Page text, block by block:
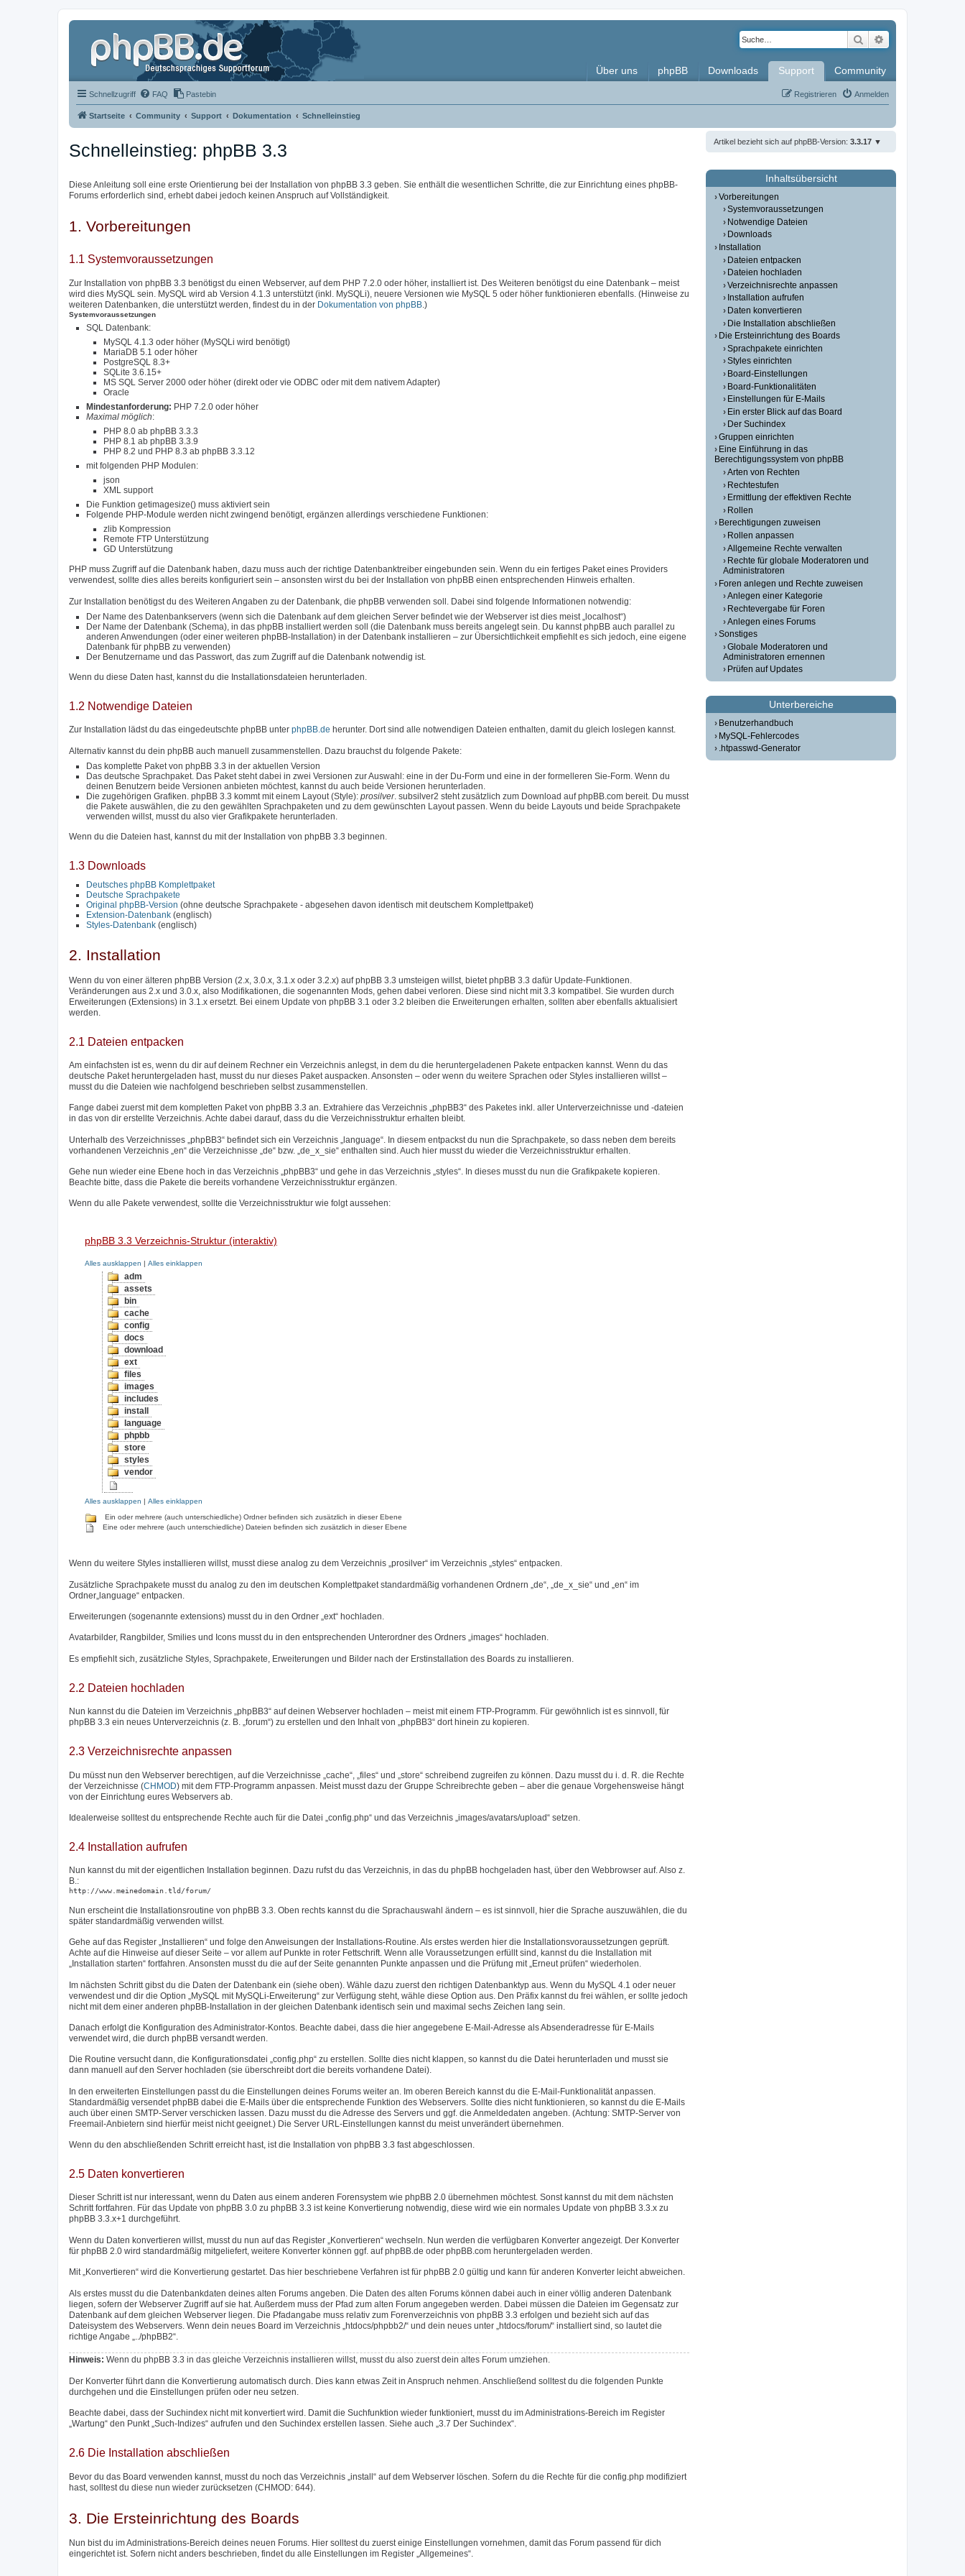
Suche
Über uns phpBB Downloads Support Community
Schnellzugriff FAQ Pastebin Anmelden
Registrieren
Startseite Community Support Dokumentation Schnelleinstieg
Schnelleinstieg: phpBB 3.3 Artikel bezieht sich auf phpBB-Version: 3.3.17
Diese Anleitung soll eine erste Orientierung bei der Installation von phpBB 3.3 geben. Sie enthält die wesentlichen Schritte, die zur Einrichtung eines phpBB-
Forums erforderlich sind, erhebt dabei jedoch keinen Anspruch auf Vollständigkeit.
1. Vorbereitungen
1.1 Systemvoraussetzungen
Zur Installation von phpBB 3.3 benötigst du einen Webserver, auf dem PHP 7.2.0 oder höher, installiert ist. Des Weiteren benötigst du eine Datenbank – meist
wird dies MySQL sein. MySQL wird ab Version 4.1.3 unterstützt (inkl. MySQLi), neuere Versionen wie MySQL 5 oder höher funktionieren ebenfalls. (Hinweise zu
weiteren Datenbanken, die unterstützt werden, findest du in der Dokumentation von phpBB .)
Systemvoraussetzungen
SQL Datenbank:
MySQL 4.1.3 oder höher (MySQLi wird benötigt)
MariaDB 5.1 oder höher
PostgreSQL 8.3+
SQLite 3.6.15+
MS SQL Server 2000 oder höher (direkt oder vie ODBC oder mit dem nativem Adapter)
Oracle
Mindestanforderung: PHP 7.2.0 oder höher
Maximal möglich:
PHP 8.0 ab phpBB 3.3.3
PHP 8.1 ab phpBB 3.3.9
PHP 8.2 und PHP 8.3 ab phpBB 3.3.12
mit folgenden PHP Modulen:
json
XML support
Die Funktion getimagesize() muss aktiviert sein
Folgende PHP-Module werden nicht zwingend benötigt, ergänzen allerdings verschiedene Funktionen:
zlib Kompression
Remote FTP Unterstützung
GD Unterstützung
PHP muss Zugriff auf die Datenbank haben, dazu muss auch der richtige Datenbanktreiber eingebunden sein. Wenn du ein fertiges Paket eines Providers
verwendest, sollte dies alles bereits konfiguriert sein – ansonsten wirst du bei der Installation von phpBB einen entsprechenden Hinweis erhalten.
Zur Installation benötigst du des Weiteren Angaben zu der Datenbank, die phpBB verwenden soll. Dabei sind folgende Informationen notwendig:
Der Name des Datenbankservers (wenn sich die Datenbank auf dem gleichen Server befindet wie der Webserver ist dies meist „localhost“)
Der Name der Datenbank (Schema), in das phpBB installiert werden soll (die Datenbank muss bereits angelegt sein. Du kannst phpBB auch parallel zu
anderen Anwendungen (oder einer weiteren phpBB-Installation) in der Datenbank installieren – zur Übersichtlichkeit empfiehlt es sich jedoch, eine eigene
Datenbank für phpBB zu verwenden)
Der Benutzername und das Passwort, das zum Zugriff auf die Datenbank notwendig ist.
Wenn du diese Daten hast, kannst du die Installationsdateien herunterladen.
1.2 Notwendige Dateien
Zur Installation lädst du das eingedeutschte phpBB unter phpBB.de herunter. Dort sind alle notwendigen Dateien enthalten, damit du gleich loslegen kannst.
Alternativ kannst du dein phpBB auch manuell zusammenstellen. Dazu brauchst du folgende Pakete:
Das komplette Paket von phpBB 3.3 in der aktuellen Version
Das deutsche Sprachpaket. Das Paket steht dabei in zwei Versionen zur Auswahl: eine in der Du-Form und eine in der formelleren Sie-Form. Wenn du
deinen Benutzern beide Versionen anbieten möchtest, kannst du auch beide Versionen herunterladen.
Die zugehörigen Grafiken. phpBB 3.3 kommt mit einem Layout (Style): prosilver. subsilver2 steht zusätzlich zum Download auf phpBB.com bereit. Du musst
die Pakete auswählen, die zu den gewählten Sprachpaketen und zu dem gewünschten Layout passen. Wenn du beide Layouts und beide Sprachpakete
verwenden willst, musst du also vier Grafikpakete herunterladen.
Wenn du die Dateien hast, kannst du mit der Installation von phpBB 3.3 beginnen.
1.3 Downloads
Deutsches phpBB Komplettpaket
Deutsche Sprachpakete
Original phpBB-Version (ohne deutsche Sprachpakete - abgesehen davon identisch mit deutschem Komplettpaket)
Extension-Datenbank (englisch)
Styles-Datenbank (englisch)
2. Installation
Wenn du von einer älteren phpBB Version (2.x, 3.0.x, 3.1.x oder 3.2.x) auf phpBB 3.3 umsteigen willst, bietet phpBB 3.3 dafür Update-Funktionen.
Veränderungen aus 2.x und 3.0.x, also Modifikationen, die sogenannten Mods, gehen dabei verloren. Diese sind nicht mit 3.3 kompatibel. Sie wurden durch
Erweiterungen (Extensions) in 3.1.x ersetzt. Bei einem Update von phpBB 3.1 oder 3.2 bleiben die Erweiterungen erhalten, sollten aber ebenfalls aktualisiert
werden.
2.1 Dateien entpacken
Am einfachsten ist es, wenn du dir auf deinem Rechner ein Verzeichnis anlegst, in dem du die heruntergeladenen Pakete entpacken kannst. Wenn du das
deutsche Paket heruntergeladen hast, musst du nur dieses Paket auspacken. Ansonsten – oder wenn du weitere Sprachen oder Styles installieren willst –
musst du die Dateien wie nachfolgend beschrieben selbst zusammenstellen.
Fange dabei zuerst mit dem kompletten Paket von phpBB 3.3 an. Extrahiere das Verzeichnis „phpBB3“ des Paketes inkl. aller Unterverzeichnisse und -dateien
in das von dir erstellte Verzeichnis. Achte dabei darauf, dass du die Verzeichnisstruktur erhalten bleibt.
Unterhalb des Verzeichnisses „phpBB3“ befindet sich ein Verzeichnis „language“. In diesem entpackst du nun die Sprachpakete, so dass neben dem bereits
vorhandenen Verzeichnis „en“ die Verzeichnisse „de“ bzw. „de_x_sie“ enthalten sind. Auch hier musst du wieder die Verzeichnisstruktur erhalten.
Gehe nun wieder eine Ebene hoch in das Verzeichnis „phpBB3“ und gehe in das Verzeichnis „styles“. In dieses musst du nun die Grafikpakete kopieren.
Beachte bitte, dass die Pakete die bereits vorhandene Verzeichnisstruktur ergänzen.
Wenn du alle Pakete verwendest, sollte die Verzeichnisstruktur wie folgt aussehen:
phpBB 3.3 Verzeichnis-Struktur (interaktiv)
Alles ausklappen Alles einklappen
adm
assets
bin
cache
config
docs
download
ext
files
images
includes
install
language
phpbb
store
styles
vendor
Alles ausklappen
Alles einklappen
Ein oder mehrere (auch unterschiedliche) Ordner befinden sich zusätzlich in dieser Ebene
Eine oder mehrere (auch unterschiedliche) Dateien befinden sich zusätzlich in dieser Ebene
Wenn du weitere Styles installieren willst, musst diese analog zu dem Verzeichnis „prosilver“ im Verzeichnis „styles“ entpacken.
Zusätzliche Sprachpakete musst du analog zu den im deutschen Komplettpaket standardmäßig vorhandenen Ordnern „de“, „de_x_sie“ und „en“ im
Ordner„language“ entpacken.
Erweiterungen (sogenannte extensions) musst du in den Ordner „ext“ hochladen.
Avatarbilder, Rangbilder, Smilies und Icons musst du in den entsprechenden Unterordner des Ordners „images“ hochladen.
Es empfiehlt sich, zusätzliche Styles, Sprachpakete, Erweiterungen und Bilder nach der Erstinstallation des Boards zu installieren.
2.2 Dateien hochladen
Nun kannst du die Dateien im Verzeichnis „phpBB3“ auf deinen Webserver hochladen – meist mit einem FTP-Programm. Für gewöhnlich ist es sinnvoll, für
phpBB 3.3 ein neues Unterverzeichnis (z. B. „forum“) zu erstellen und den Inhalt von „phpBB3“ dort hinein zu kopieren.
2.3 Verzeichnisrechte anpassen
Du müsst nun den Webserver berechtigen, auf die Verzeichnisse „cache“, „files“ und „store“ schreibend zugreifen zu können. Dazu musst du i. d. R. die Rechte
der Verzeichnisse (CHMOD) mit dem FTP-Programm anpassen. Meist musst dazu der Gruppe Schreibrechte geben – aber die genaue Vorgehensweise hängt
von der Einrichtung eures Webservers ab.
Idealerweise solltest du entsprechende Rechte auch für die Datei „config.php“ und das Verzeichnis „images/avatars/upload“ setzen.
2.4 Installation aufrufen
Nun kannst du mit der eigentlichen Installation beginnen. Dazu rufst du das Verzeichnis, in das du phpBB hochgeladen hast, über den Webbrowser auf. Also z.
B.:
http://www.meinedomain.tld/forum/
Nun erscheint die Installationsroutine von phpBB 3.3. Oben rechts kannst du die Sprachauswahl ändern – es ist sinnvoll, hier die Sprache auszuwählen, die du
später standardmäßig verwenden willst.
Gehe auf das Register „Installieren“ und folge den Anweisungen der Installations-Routine. Als erstes werden hier die Installationsvoraussetzungen geprüft.
Achte auf die Hinweise auf dieser Seite – vor allem auf Punkte in roter Fettschrift. Wenn alle Voraussetzungen erfüllt sind, kannst du die Installation mit
„Installation starten“ fortfahren. Ansonsten musst du die auf der Seite genannten Punkte anpassen und die Prüfung mit „Erneut prüfen“ wiederholen.
Im nächsten Schritt gibst du die Daten der Datenbank ein (siehe oben). Wähle dazu zuerst den richtigen Datenbanktyp aus. Wenn du MySQL 4.1 oder neuer
verwendest und dir die Option „MySQL mit MySQLi-Erweiterung“ zur Verfügung steht, wähle diese Option aus. Den Präfix kannst du frei wählen, er sollte jedoch
nicht mit dem einer anderen phpBB-Installation in der gleichen Datenbank identisch sein und maximal sechs Zeichen lang sein.
Danach erfolgt die Konfiguration des Administrator-Kontos. Beachte dabei, dass die hier angegebene E-Mail-Adresse als Absenderadresse für E-Mails
verwendet wird, die durch phpBB versandt werden.
Die Routine versucht dann, die Konfigurationsdatei „config.php“ zu erstellen. Sollte dies nicht klappen, so kannst du die Datei herunterladen und musst sie
dann manuell auf den Server hochladen (sie überschreibt dort die bereits vorhandene Datei).
In den erweiterten Einstellungen passt du die Einstellungen deines Forums weiter an. Im oberen Bereich kannst du die E-Mail-Funktionalität anpassen.
Standardmäßig versendet phpBB dabei die E-Mails über die entsprechende Funktion des Webservers. Sollte dies nicht funktionieren, so kannst du die E-Mails
auch über einen SMTP-Server verschicken lassen. Dazu musst du die Adresse des Servers und ggf. die Anmeldedaten angeben. (Achtung: SMTP-Server von
Freemail-Anbietern sind hierfür meist nicht geeignet.) Die Server URL-Einstellungen kannst du meist unverändert übernehmen.
Wenn du den abschließenden Schritt erreicht hast, ist die Installation von phpBB 3.3 fast abgeschlossen.
2.5 Daten konvertieren
Dieser Schritt ist nur interessant, wenn du Daten aus einem anderen Forensystem wie phpBB 2.0 übernehmen möchtest. Sonst kannst du mit dem nächsten
Schritt fortfahren. Für das Update von phpBB 3.0 zu phpBB 3.3 ist keine Konvertierung notwendig, diese wird wie ein normales Update von phpBB 3.3.x zu
phpBB 3.3.x+1 durchgeführt.
Wenn du Daten konvertieren willst, musst du nun auf das Register „Konvertieren“ wechseln. Nun werden die verfügbaren Konverter angezeigt. Der Konverter
für phpBB 2.0 wird standardmäßig mitgeliefert, weitere Konverter können ggf. auf phpBB.de oder phpBB.com heruntergeladen werden.
Mit „Konvertieren“ wird die Konvertierung gestartet. Das hier beschriebene Verfahren ist für phpBB 2.0 gültig und kann für anderen Konverter leicht abweichen.
Als erstes musst du die Datenbankdaten deines alten Forums angeben. Die Daten des alten Forums können dabei auch in einer völlig anderen Datenbank
liegen, sofern der Webserver Zugriff auf sie hat. Außerdem muss der Pfad zum alten Forum angegeben werden. Dabei müssen die Dateien im Gegensatz zur
Datenbank auf dem gleichen Webserver liegen. Die Pfadangabe muss relativ zum Forenverzeichnis von phpBB 3.3 erfolgen und bezieht sich auf das
Dateisystem des Webservers. Wenn dein neues Board im Verzeichnis „htdocs/phpbb2/“ und dein neues unter „htdocs/forum/“ installiert sind, so lautet die
richtige Angabe „../phpBB2“.
Hinweis: Wenn du phpBB 3.3 in das gleiche Verzeichnis installieren willst, musst du also zuerst dein altes Forum umziehen.
Der Konverter führt dann die Konvertierung automatisch durch. Dies kann etwas Zeit in Anspruch nehmen. Anschließend solltest du die folgenden Punkte
durchgehen und die Einstellungen prüfen oder neu setzen.
Beachte dabei, dass der Suchindex nicht mit konvertiert wird. Damit die Suchfunktion wieder funktioniert, musst du im Administrations-Bereich im Register
„Wartung“ den Punkt „Such-Indizes“ aufrufen und den Suchindex erstellen lassen. Siehe auch „3.7 Der Suchindex“.
2.6 Die Installation abschließen
Bevor du das Board verwenden kannst, musst du noch das Verzeichnis „install“ auf dem Webserver löschen. Sofern du die Rechte für die config.php modifiziert
hast, solltest du diese nun wieder zurücksetzen (CHMOD: 644).
3. Die Ersteinrichtung des Boards
Nun bist du im Administrations-Bereich deines neuen Forums. Hier solltest du zuerst einige Einstellungen vornehmen, damit das Forum passend für dich
eingerichtet ist. Sofern nicht anders beschrieben, findet du alle Einstellungen im Register „Allgemeines“.
Inhaltsübersicht
Vorbereitungen
Systemvoraussetzungen
Notwendige Dateien
Downloads
Installation
Dateien entpacken
Dateien hochladen
Verzeichnisrechte anpassen
Installation aufrufen
Daten konvertieren
Die Installation abschließen
Die Ersteinrichtung des Boards
Sprachpakete einrichten
Styles einrichten
Board-Einstellungen
Board-Funktionalitäten
Einstellungen für E-Mails
Ein erster Blick auf das Board
Der Suchindex
Gruppen einrichten
Eine Einführung in das
Berechtigungssystem von phpBB
Arten von Rechten
Rechtestufen
Ermittlung der effektiven Rechte
Rollen
Berechtigungen zuweisen
Rollen anpassen
Allgemeine Rechte verwalten
Rechte für globale Moderatoren und
Administratoren
Foren anlegen und Rechte zuweisen
Anlegen einer Kategorie
Rechtevergabe für Foren
Anlegen eines Forums
Sonstiges
Globale Moderatoren und
Administratoren ernennen
Prüfen auf Updates
Unterbereiche
Benutzerhandbuch
MySQL-Fehlercodes
.htpasswd-Generator